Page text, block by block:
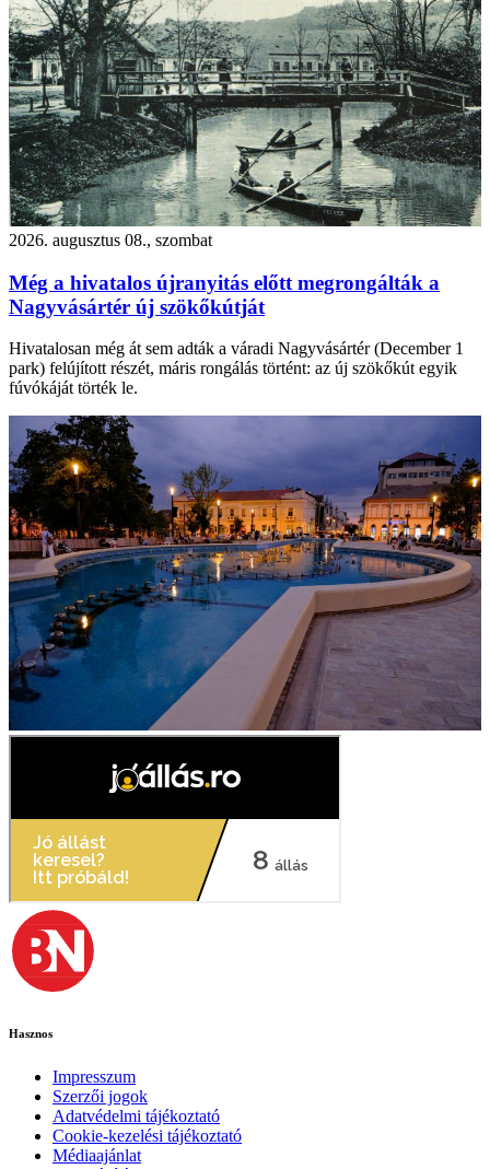
2026. augusztus 08., szombat
Még a hivatalos újranyitás előtt megrongálták a
Nagyvásártér új szökőkútját
Hivatalosan még át sem adták a váradi Nagyvásártér (December 1
park) felújított részét, máris rongálás történt: az új szökőkút egyik
fúvókáját törték le.
Hasznos
Impresszum
Szerzői jogok
Adatvédelmi tájékoztató
Cookie-kezelési tájékoztató
Médiaajánlat